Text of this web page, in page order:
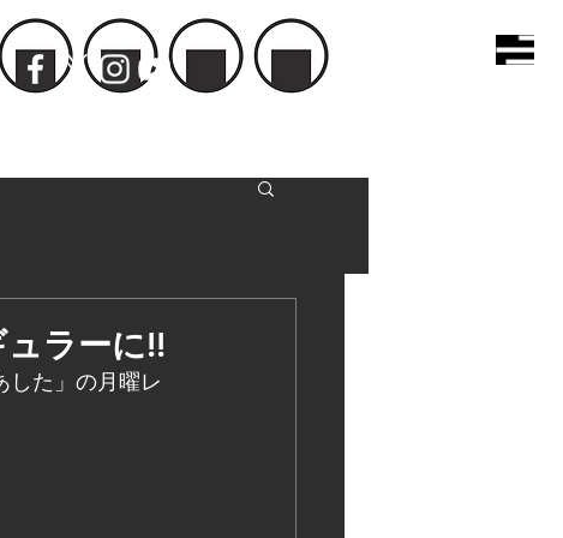
ラーに!!
した」の月曜レ